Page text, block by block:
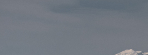
Weg ins Zentrum des
Abends, Stephan Siegrist,